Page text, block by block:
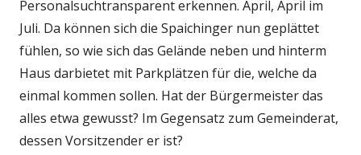
Personalsuchtransparent erkennen. April, April im
Juli. Da können sich die Spaichinger nun geplättet
fühlen, so wie sich das Gelände neben und hinterm
Haus darbietet mit Parkplätzen für die, welche da
einmal kommen sollen. Hat der Bürgermeister das
alles etwa gewusst? Im Gegensatz zum Gemeinderat,
dessen Vorsitzender er ist?